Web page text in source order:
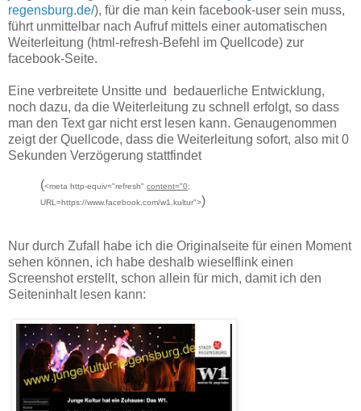
regensburg.de/), für die man kein facebook-user sein muss,
führt unmittelbar nach Aufruf mittels einer automatischen
Weiterleitung (html-refresh-Befehl im Quellcode) zur
facebook-Seite.
Eine verbreitete Unsitte und bedauerliche Entwicklung,
noch dazu, da die Weiterleitung zu schnell erfolgt, so dass
man den Text gar nicht erst lesen kann. Genaugenommen
zeigt der Quellcode, dass die Weiterleitung sofort, also mit 0
Sekunden Verzögerung stattfindet
(<meta http-equiv="refresh" content="0;
URL=https://www.facebook.com/w1.kultur">)
Nur durch Zufall habe ich die Originalseite für einen Moment
sehen können, ich habe deshalb wieselflink einen
Screenshot erstellt, schon allein für mich, damit ich den
Seiteninhalt lesen kann: